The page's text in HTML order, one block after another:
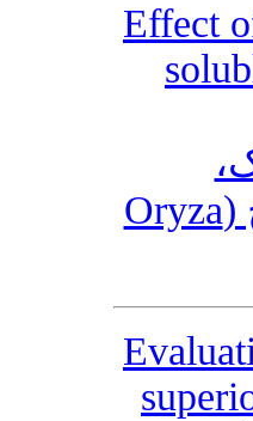
Effect
کربوهیدرات‌های محلول و عملکرد دانه ارقام برنج (Oryza